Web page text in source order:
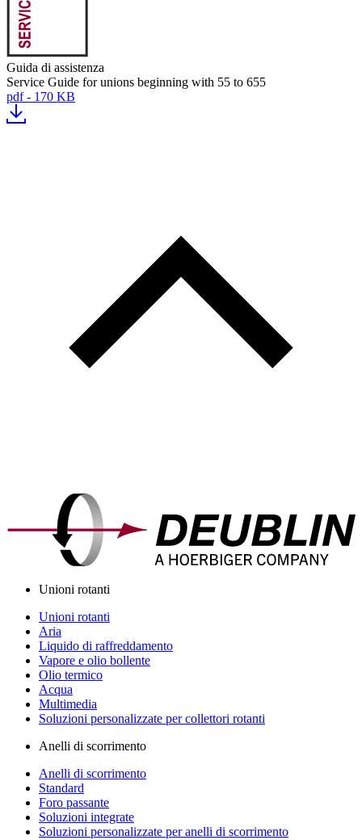
Guida di assistenza
Service Guide for unions beginning with 55 to 655
pdf - 170 KB
Unioni rotanti
Unioni rotanti
Aria
Liquido di raffreddamento
Vapore e olio bollente
Olio termico
Acqua
Multimedia
Soluzioni personalizzate per collettori rotanti
Anelli di scorrimento
Anelli di scorrimento
Standard
Foro passante
Soluzioni integrate
Soluzioni personalizzate per anelli di scorrimento